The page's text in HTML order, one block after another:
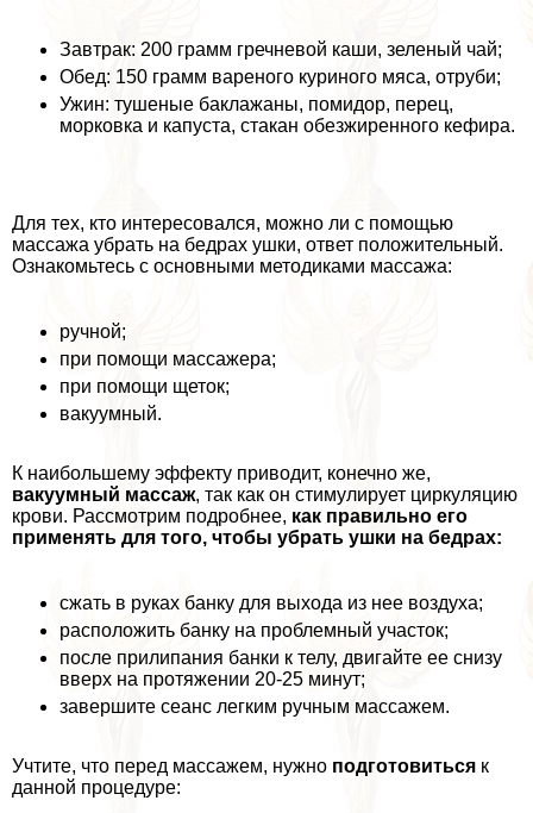
Завтpaк: 200 грамм гречневой каши, зеленый чай;
Обед: 150 грамм вареного куриного мяса, отруби;
Ужин: тушеные баклажаны, помидор, перец,
морковка и капуста, стакан обезжиренного кефира.
Для тех, кто интересовался, можно ли с помощью
массажа убрать на бедрах ушки, ответ положительный.
Ознакомьтесь с основными методиками массажа:
ручной;
при помощи массажера;
при помощи щеток;
вакуумный.
К наибольшему эффекту приводит, конечно же,
вакуумный массаж, так как он стимулирует циркуляцию
крови. Рассмотрим подробнее, как правильно его
применять для того, чтобы убрать ушки на бедрах:
сжать в руках банку для выхода из нее воздуха;
расположить банку на проблемный участок;
после прилипания банки к телу, двигайте ее снизу
вверх на протяжении 20-25 минут;
завершите сеанс легким ручным массажем.
Учтите, что перед массажем, нужно подготовиться к
данной процедуре: